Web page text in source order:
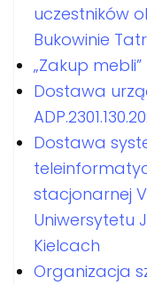
uczestników
Bukowinie
„Zakup mebli”
Dostawa
Dostawa
stacjonarnej
Uniwersytetu
Kielcach
Organizacja